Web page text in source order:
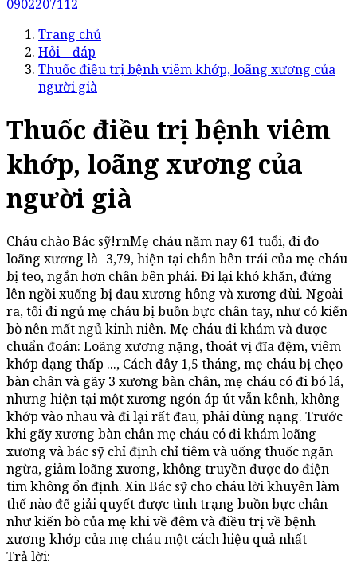
0902207112
Trang chủ
Hỏi – đáp
Thuốc điều trị bệnh viêm khớp, loãng xương của
người già
Thuốc điều trị bệnh viêm
khớp, loãng xương của
người già
Cháu chào Bác sỹ!rnMẹ cháu năm nay 61 tuổi, đi đo
loãng xương là -3,79, hiện tại chân bên trái của mẹ cháu
bị teo, ngắn hơn chân bên phải. Đi lại khó khăn, đứng
lên ngồi xuống bị đau xương hông và xương đùi. Ngoài
ra, tối đi ngủ mẹ cháu bị buồn bực chân tay, như có kiến
bò nên mất ngủ kinh niên. Mẹ cháu đi khám và được
chuẩn đoán: Loãng xương nặng, thoát vị đĩa đệm, viêm
khớp dạng thấp ..., Cách đây 1,5 tháng, mẹ cháu bị chẹo
bàn chân và gãy 3 xương bàn chân, mẹ cháu có đi bó lá,
nhưng hiện tại một xương ngón áp út vẫn kênh, không
khớp vào nhau và đi lại rất đau, phải dùng nạng. Trước
khi gãy xương bàn chân mẹ cháu có đi khám loãng
xương và bác sỹ chỉ định chỉ tiêm và uống thuốc ngăn
ngừa, giảm loãng xương, không truyền được do điện
tim không ổn định. Xin Bác sỹ cho cháu lời khuyên làm
thế nào để giải quyết được tình trạng buồn bực chân
như kiến bò của mẹ khi về đêm và điều trị về bệnh
xương khớp của mẹ cháu một cách hiệu quả nhất
Trả lời: